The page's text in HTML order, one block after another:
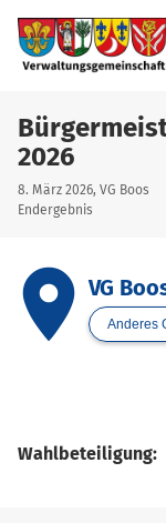
2026
8. März 2026, VG Boos
Endergebnis
placeVG
Anderes
Wahlbeteiligung: